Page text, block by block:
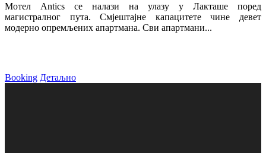
Мотел Antics се налази на улазу у Лакташе поред
магистралног пута. Смјештајне капацитете чине девет
модерно опремљених апартмана. Сви апартмани...
Booking Детаљно